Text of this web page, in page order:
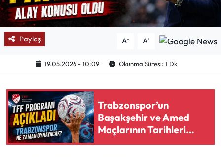
Paylaş A- A+
19.05.2026 - 10:09 Okunma Süresi: 1 Dk
Trabzonspor’un
Başakşehir ve Amed
Maçlarının Tarihleri
Açıklandı: Saatler Belli
Karikatür Galeri
BIK
ASTROLOJİ
Spor Yazıları
Mektup Galeri
Ekonomi